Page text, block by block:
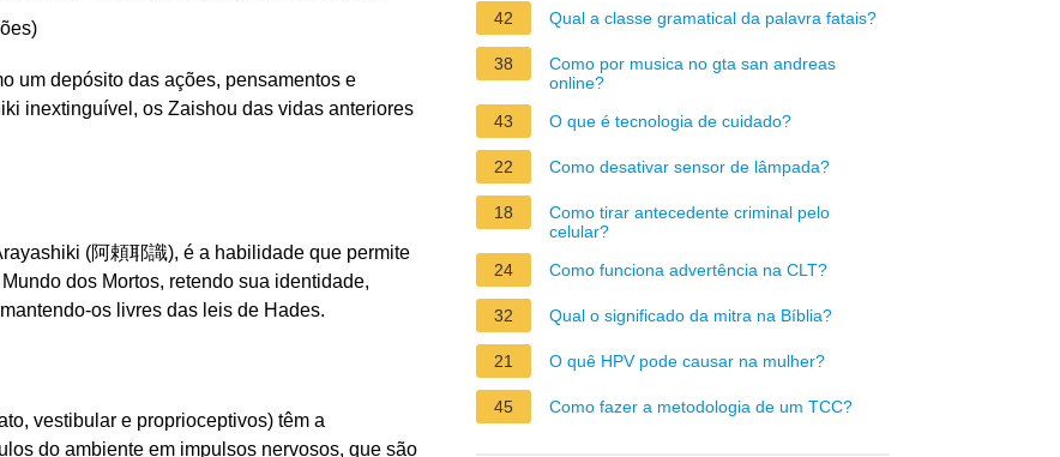
)
um depósito das ações, pensamentos e
inextinguível, os Zaishou das vidas anteriores
(阿頼耶識), é a habilidade que permite
dos Mortos, retendo sua identidade,
os livres das leis de Hades.
vestibular e proprioceptivos) têm a
do ambiente em impulsos nervosos, que são
42 Qual a classe gramatical da palavra fatais?
38
Como por musica no gta san andreas
online?
43
O que é tecnologia de cuidado?
22 Como desativar sensor de lâmpada?
18
Como tirar antecedente criminal pelo
celular?
24
Como funciona advertência na CLT?
32 Qual o significado da mitra na Bíblia?
21 O quê HPV pode causar na mulher?
45 Como fazer a metodologia de um TCC?